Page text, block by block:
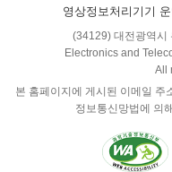
영상정보처리기기
(34129) 대전광역시
Electronics and
All
본 홈페이지에 게시된 이메일 주
정보통신망법에 의